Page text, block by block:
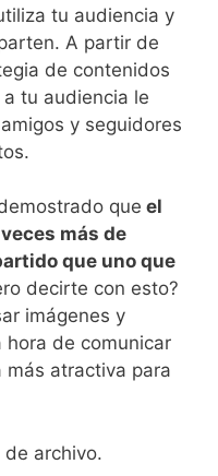
tu audiencia y
A partir de
de contenidos
tu audiencia le
y seguidores
que el
más de
que uno que
decirte con esto?
imágenes y
de comunicar
más atractiva para
archivo.